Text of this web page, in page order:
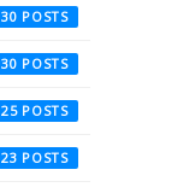
30
30
25
23